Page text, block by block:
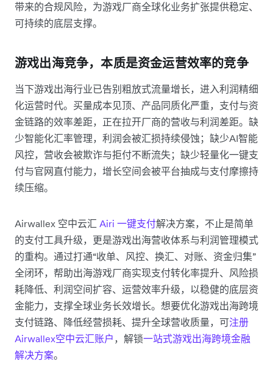
带来的合规风险，为游戏厂商全球化业务扩张提供稳定、
可持续的底层支撑。
游戏出海竞争，本质是资金运营效率的竞争
当下游戏出海行业已告别粗放式流量增长，进入利润精细
化运营时代。买量成本见顶、产品同质化严重，支付与资
金链路的效率差距，正在拉开厂商的营收与利润差距。缺
少智能化汇率管理，利润会被汇损持续侵蚀；缺少AI智能
风控，营收会被欺诈与拒付不断流失；缺少轻量化一键支
付与官网直付能力，增长空间会被平台抽成与支付摩擦持
续压缩。
Airwallex 空中云汇 Airi 一键支付解决方案，不止是简单
的支付工具升级，更是游戏出海营收体系与利润管理模式
的重构。通过打通“收单、风控、换汇、对账、资金归集”
全闭环，帮助出海游戏厂商实现支付转化率提升、风险损
耗降低、利润空间扩容、运营效率升级，以稳健的底层资
金能力，支撑全球业务长效增长。想要优化游戏出海跨境
支付链路、降低经营损耗、提升全球营收质量，可注册
Airwallex空中云汇账户 ，解锁一站式游戏出海跨境金融
解决方案。